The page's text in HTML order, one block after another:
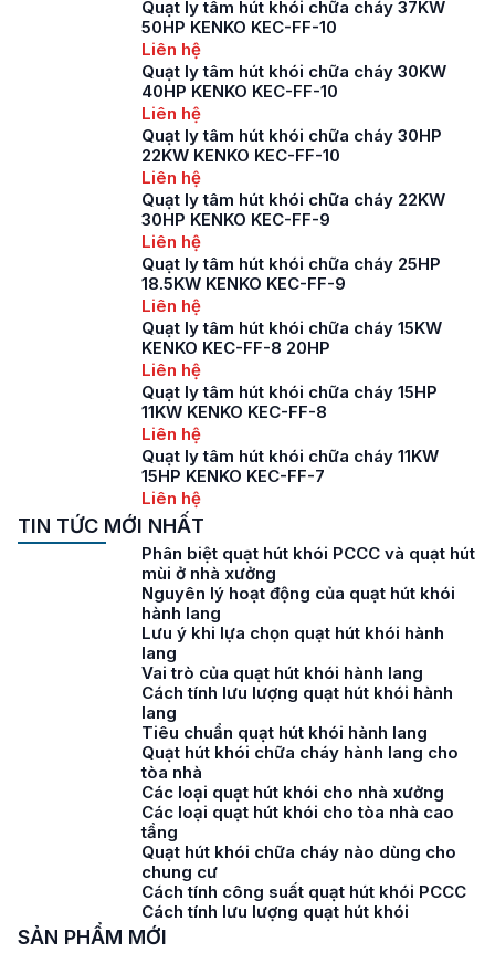
Quạt ly tâm hút khói chữa cháy 37KW
50HP KENKO KEC-FF-10
Liên hệ
Quạt ly tâm hút khói chữa cháy 30KW
40HP KENKO KEC-FF-10
Liên hệ
Quạt ly tâm hút khói chữa cháy 30HP
22KW KENKO KEC-FF-10
Liên hệ
Quạt ly tâm hút khói chữa cháy 22KW
30HP KENKO KEC-FF-9
Liên hệ
Quạt ly tâm hút khói chữa cháy 25HP
18.5KW KENKO KEC-FF-9
Liên hệ
Quạt ly tâm hút khói chữa cháy 15KW
KENKO KEC-FF-8 20HP
Liên hệ
Quạt ly tâm hút khói chữa cháy 15HP
11KW KENKO KEC-FF-8
Liên hệ
Quạt ly tâm hút khói chữa cháy 11KW
15HP KENKO KEC-FF-7
Liên hệ
TIN TỨC MỚI NHẤT
Phân biệt quạt hút khói PCCC và quạt hút
mùi ở nhà xưởng
Nguyên lý hoạt động của quạt hút khói
hành lang
Lưu ý khi lựa chọn quạt hút khói hành
lang
Vai trò của quạt hút khói hành lang
Cách tính lưu lượng quạt hút khói hành
lang
Tiêu chuẩn quạt hút khói hành lang
Quạt hút khói chữa cháy hành lang cho
tòa nhà
Các loại quạt hút khói cho nhà xưởng
Các loại quạt hút khói cho tòa nhà cao
tầng
Quạt hút khói chữa cháy nào dùng cho
chung cư
Cách tính công suất quạt hút khói PCCC
Cách tính lưu lượng quạt hút khói
SẢN PHẨM MỚI